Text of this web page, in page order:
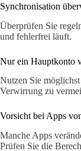
Synchronisation
Überprüfen Sie
und fehlerfrei läuft.
Nur ein Hauptkonto
Nutzen Sie
Verwirrung zu
Vorsicht bei Apps
Manche Apps
Prüfen Sie die